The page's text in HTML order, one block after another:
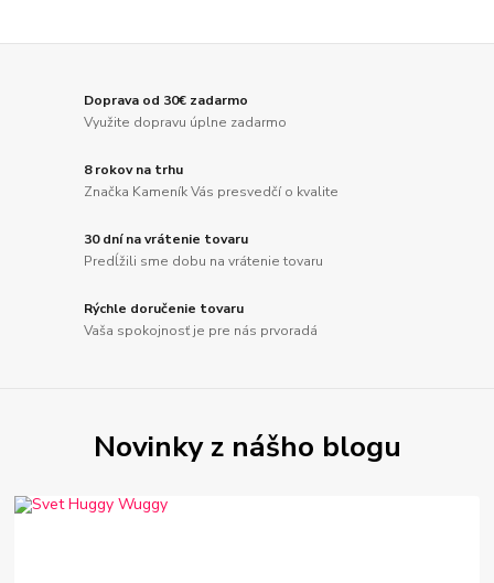
Doprava od 30€ zadarmo
Využite dopravu úplne zadarmo
8 rokov na trhu
Značka Kameník Vás presvedčí o kvalite
30 dní na vrátenie tovaru
Predĺžili sme dobu na vrátenie tovaru
Rýchle doručenie tovaru
Vaša spokojnosť je pre nás prvoradá
Novinky z nášho blogu